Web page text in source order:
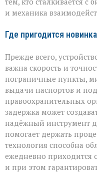
и механика
Где пригодится новинка
Прежде всего,
важна скорость и
пограничные пункты,
выдачи паспортов и
правоохранительных
задержка может
надёжный инструмент
помогает держать
технология способна
ежедневно приходится
и при этом